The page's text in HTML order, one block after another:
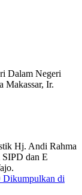
Dalam Negeri
Makassar, Ir.
Dikumpulkan di